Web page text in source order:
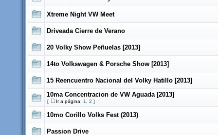
Xtreme Night VW Meet
Driveada Cierre de Verano
20 Volky Show Peñuelas [2013]
14to Volkswagen & Porsche Show [2013]
15 Reencuentro Nacional del Volky Hatillo [2013]
10ma Concentracion de VW Aguada [2013]
[ Ir a página: 1 2 ]
10mo Corillo Volks Fest (2013)
Passion Drive